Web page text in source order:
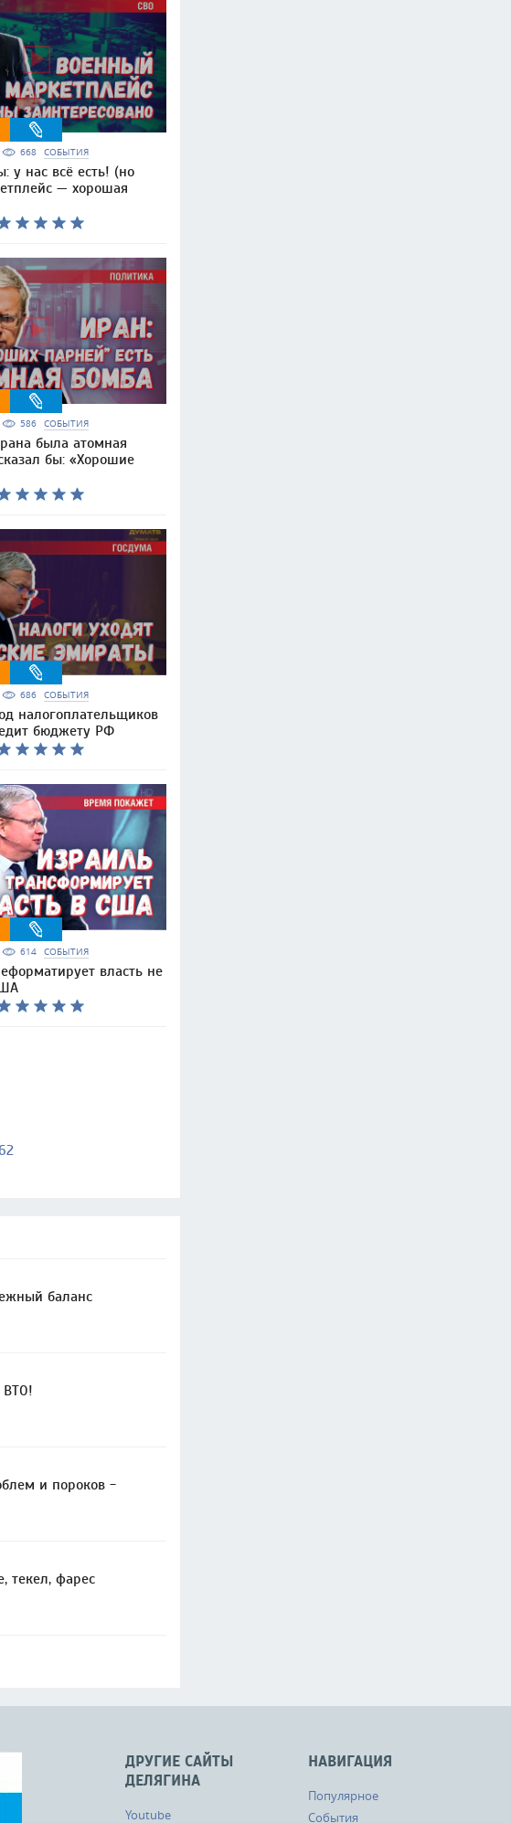
668 СОБЫТИЯ
у нас всё есть! (но
— хорошая
586 СОБЫТИЯ
была атомная
бы: «Хорошие
686 СОБЫТИЯ
налогоплательщиков
бюджету РФ
614 СОБЫТИЯ
власть не
62
баланс
ВТО!
и пороков -
текел, фарес
НАВИГАЦИЯ
Популярное
События
ДРУГИЕ САЙТЫ
ДЕЛЯГИНА
Youtube